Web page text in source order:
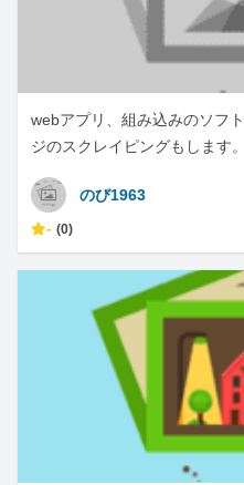
webアプリ、組み込みのソフ
ジのスクレイピングもします。
のび1963
- (0)